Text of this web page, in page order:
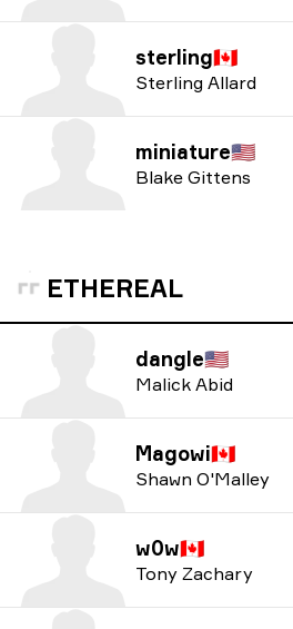
sterling🇨🇦
Sterling Allard
miniature🇺🇸
Blake Gittens
ETHEREAL
dangle🇺🇸
Malick Abid
Magowi🇨🇦
Shawn O'Malley
w0w🇨🇦
Tony Zachary